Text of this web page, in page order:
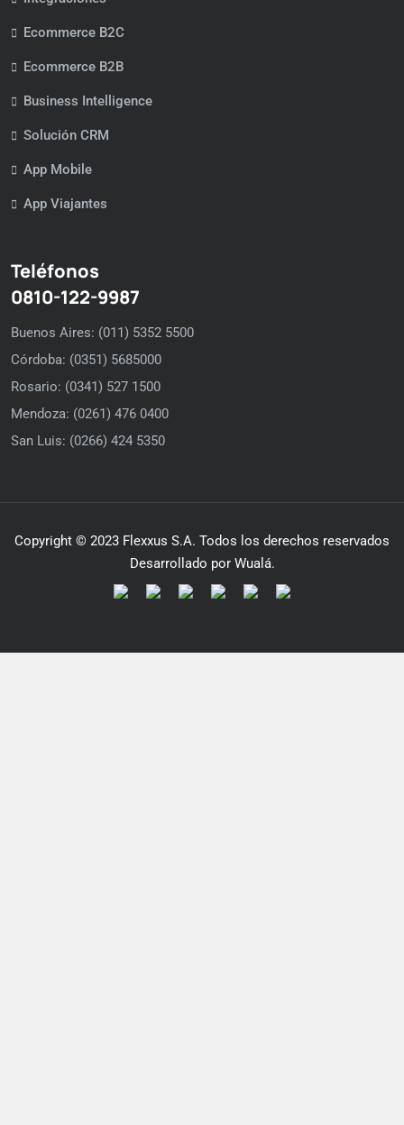
Ecommerce B2C
Ecommerce B2B
Business Intelligence
Solución CRM
App Mobile
App Viajantes
Teléfonos
0810-122-9987
Buenos Aires: (011) 5352 5500
Córdoba: (0351) 5685000
Rosario: (0341) 527 1500
Mendoza: (0261) 476 0400
San Luis: (0266) 424 5350
Copyright © 2023 Flexxus S.A. Todos los derechos reservados
Desarrollado por Wualá.